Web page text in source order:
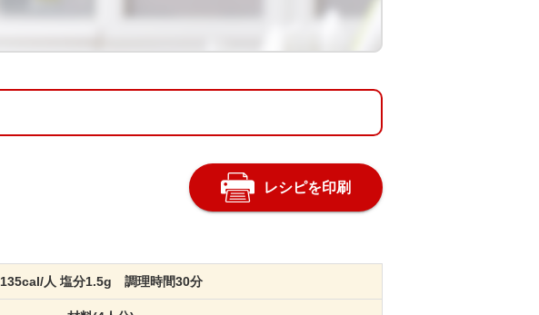
レシピを印刷
135cal/人 塩分1.5g 調理時間30分